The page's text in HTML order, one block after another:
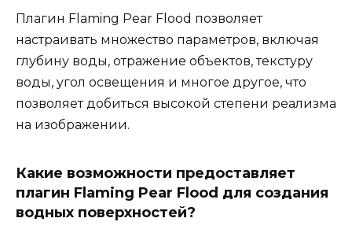
Плагин Flaming Pear Flood позволяет
настраивать множество параметров, включая
глубину воды, отражение объектов, текстуру
воды, угол освещения и многое другое, что
позволяет добиться высокой степени реализма
на изображении.
Какие возможности предоставляет
плагин Flaming Pear Flood для создания
водных поверхностей?